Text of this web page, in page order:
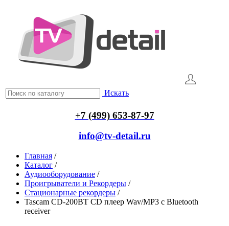
Искать
+7 (499) 653-87-97
info@tv-detail.ru
Главная /
Каталог /
Аудиооборудование /
Проигрыватели и Рекордеры /
Стационарные рекордеры /
Tascam CD-200BT CD плеер Wav/MP3 c Bluetooth
receiver